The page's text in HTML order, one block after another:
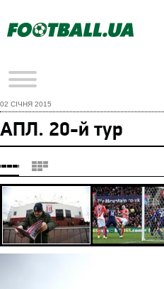
02 СІЧНЯ 2015
АПЛ. 20-й тур